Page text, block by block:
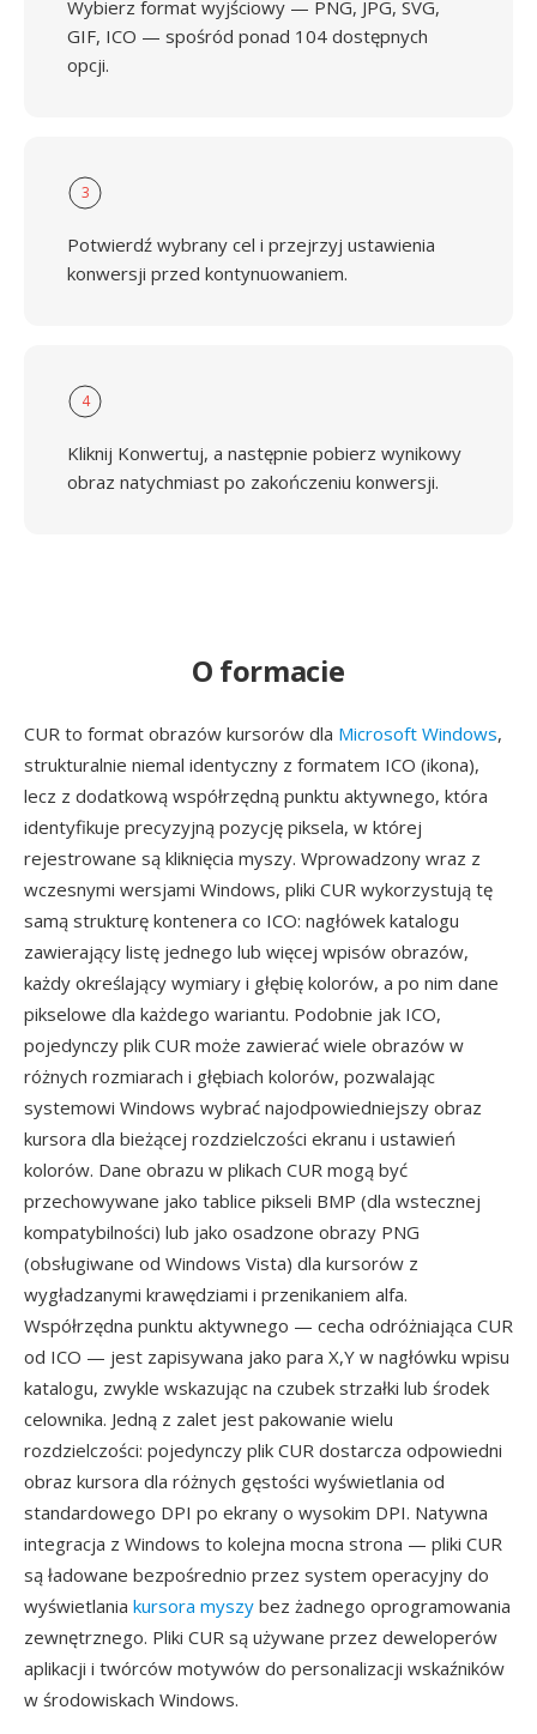
Wybierz format wyjściowy — PNG, JPG, SVG,
GIF, ICO — spośród ponad 104 dostępnych
opcji.
3
Potwierdź wybrany cel i przejrzyj ustawienia
konwersji przed kontynuowaniem.
4
Kliknij Konwertuj, a następnie pobierz wynikowy
obraz natychmiast po zakończeniu konwersji.
O formacie
CUR to format obrazów kursorów dla Microsoft Windows,
strukturalnie niemal identyczny z formatem ICO (ikona),
lecz z dodatkową współrzędną punktu aktywnego, która
identyfikuje precyzyjną pozycję piksela, w której
rejestrowane są kliknięcia myszy. Wprowadzony wraz z
wczesnymi wersjami Windows, pliki CUR wykorzystują tę
samą strukturę kontenera co ICO: nagłówek katalogu
zawierający listę jednego lub więcej wpisów obrazów,
każdy określający wymiary i głębię kolorów, a po nim dane
pikselowe dla każdego wariantu. Podobnie jak ICO,
pojedynczy plik CUR może zawierać wiele obrazów w
różnych rozmiarach i głębiach kolorów, pozwalając
systemowi Windows wybrać najodpowiedniejszy obraz
kursora dla bieżącej rozdzielczości ekranu i ustawień
kolorów. Dane obrazu w plikach CUR mogą być
przechowywane jako tablice pikseli BMP (dla wstecznej
kompatybilności) lub jako osadzone obrazy PNG
(obsługiwane od Windows Vista) dla kursorów z
wygładzanymi krawędziami i przenikaniem alfa.
Współrzędna punktu aktywnego — cecha odróżniająca CUR
od ICO — jest zapisywana jako para X,Y w nagłówku wpisu
katalogu, zwykle wskazując na czubek strzałki lub środek
celownika. Jedną z zalet jest pakowanie wielu
rozdzielczości: pojedynczy plik CUR dostarcza odpowiedni
obraz kursora dla różnych gęstości wyświetlania od
standardowego DPI po ekrany o wysokim DPI. Natywna
integracja z Windows to kolejna mocna strona — pliki CUR
są ładowane bezpośrednio przez system operacyjny do
wyświetlania kursora myszy bez żadnego oprogramowania
zewnętrznego. Pliki CUR są używane przez deweloperów
aplikacji i twórców motywów do personalizacji wskaźników
w środowiskach Windows.